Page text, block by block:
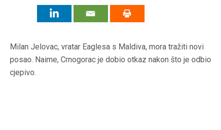
Milan Jelovac, vratar Eaglesa s Maldiva, mora tražiti novi
posao. Naime, Crnogorac je dobio otkaz nakon što je odbio
cjepivo.